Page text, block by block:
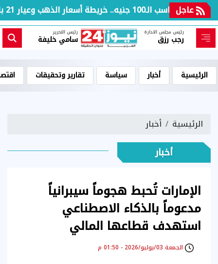
عاجل
بعد مكاسب الـ100 جنيه.. خريطة أسعار الذهب وعيار 21 بالعطلة الأسبوعية
رئيس مجلس الادارة
رجب رزق
رئيس التحرير
سامي خليفة
الرئيسية أخبار سياسة تقارير وتحقيقات
الرئيسية أخبار
أخبار
الإمارات تُحبط هجوماً سيبرانياً
مدعوماً بالذكاء الاصطناعي
استهدف قطاعها المالي
الجمعة 03/يوليو/2026 - 01:50 م